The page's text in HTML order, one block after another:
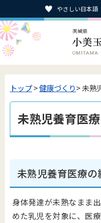
やさしい日本語
トップ>健康づくり> 未熟
未熟児養育医療
未熟児養育医療の
身体発達が未熟なまま
めた乳児を対象に、医